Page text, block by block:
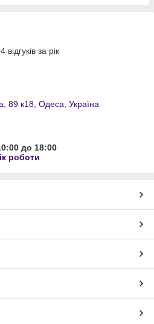
за рік
89 к18, Одеса, Україна
до 18:00
роботи